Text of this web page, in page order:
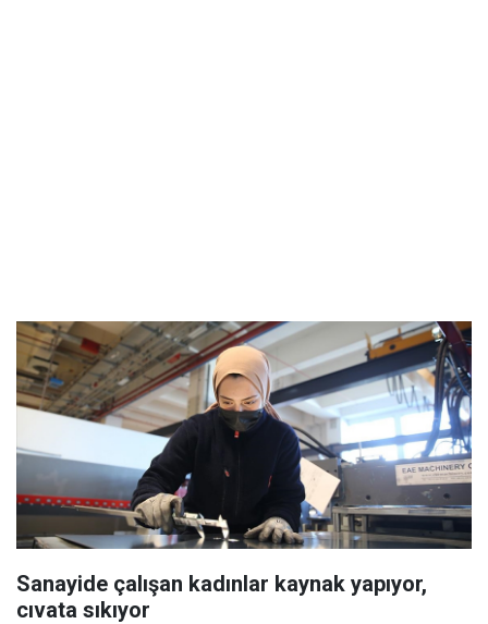
Sanayide çalışan kadınlar kaynak yapıyor,
cıvata sıkıyor